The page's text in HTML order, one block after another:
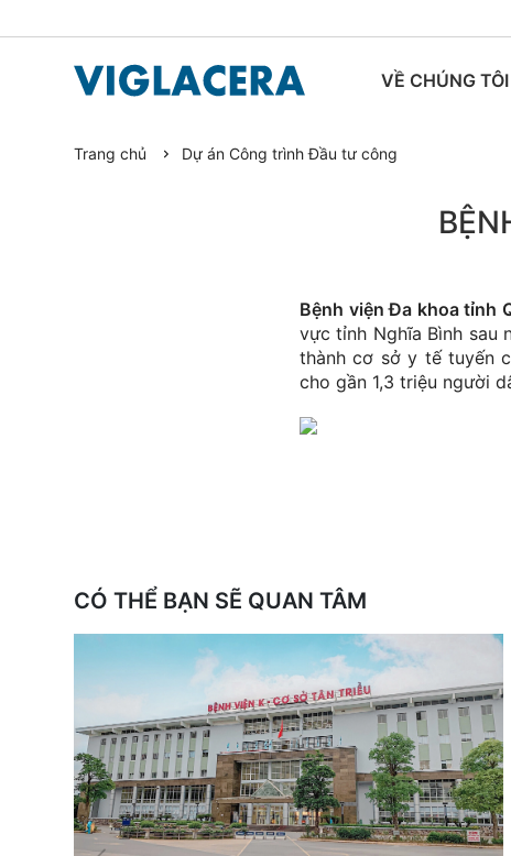
VỀ CHÚNG TÔI
TIN TỨC
Trang chủ Dự án Công trình Đầu tư công
Bệnh viện Đa khoa tỉnh
vực tỉnh Nghĩa Bình sau
thành cơ sở y tế tuyến
cho gần 1,3 triệu người
CÓ THỂ BẠN SẼ QUAN TÂM